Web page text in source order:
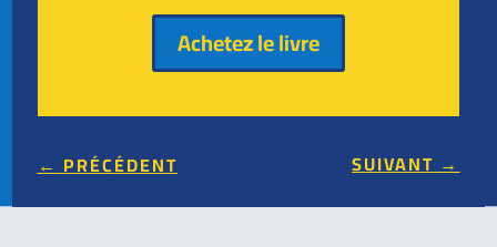
Achetez le livre
←PRÉCÉDENT SUIVANT→